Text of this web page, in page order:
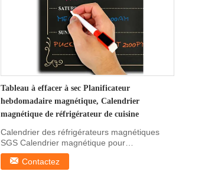
Tableau à effacer à sec Planificateur
hebdomadaire magnétique, Calendrier
magnétique de réfrigérateur de cuisine
Calendrier des réfrigérateurs magnétiques
SGS Calendrier magnétique pour
réfrigérateur, Calendrier ...
Contactez